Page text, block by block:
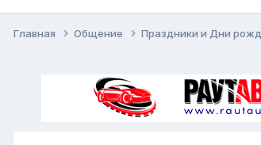
Главная Общение Праздники и Дни